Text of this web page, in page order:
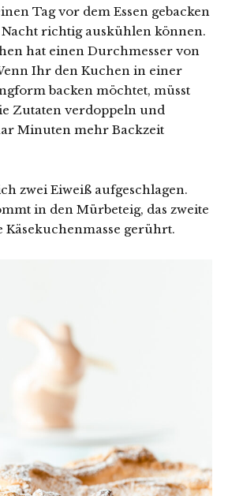
Tag vor dem Essen gebacken
richtig auskühlen können.
hat einen Durchmesser von
Ihr den Kuchen in einer
backen möchtet, müsst
Zutaten verdoppeln und
Minuten mehr Backzeit
zwei Eiweiß aufgeschlagen.
in den Mürbeteig, das zweite
gerührt.